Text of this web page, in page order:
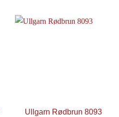
Ullgarn Rødbrun 8093